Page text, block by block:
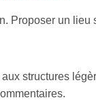
Proposer un lieu
structures